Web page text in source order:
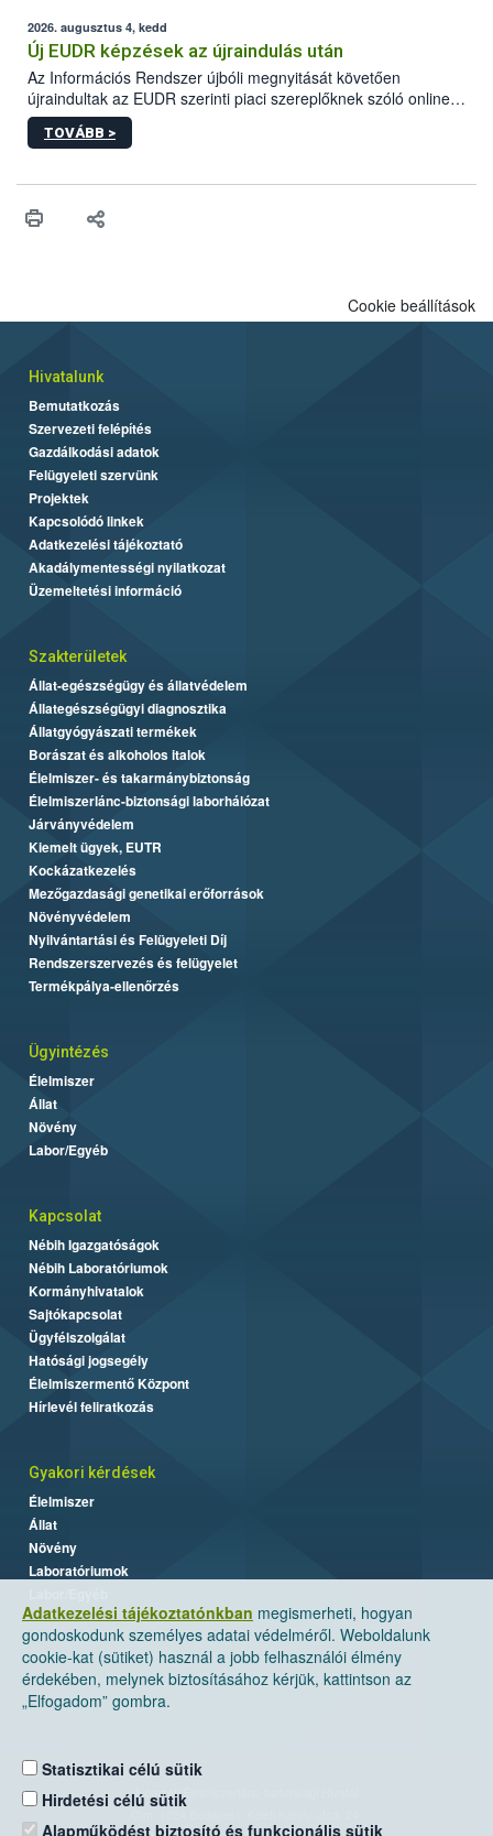
higiéniai szabályok betartása, a megfelelő hőkezelés, valamint a
maradékok szakszerű tárolása. A Nemzeti Élelmiszerlánc-
biztonsági Hivatal (Nébih) Oktatási Programja összegyűjtötte a
biztonságos grillezés legfontosabb tudnivalóit.
2026. augusztus 4, kedd
Új EUDR képzések az újraindulás után
Az Információs Rendszer újbóli megnyitását követően
újraindultak az EUDR szerinti piaci szereplőknek szóló online
képzések.
TOVÁBB >
Adatkezelési tájékoztatónkban megismerheti, hogyan
gondoskodunk személyes adatai védelméről. Weboldalunk
cookie-kat (sütiket) használ a jobb felhasználói élmény
érdekében, melynek biztosításához kérjük, kattintson az
„Elfogadom” gombra.
Statisztikai célú sütik
Hirdetési célú sütik
Alapműködést biztosító és funkcionális sütik
Cookie beállítások
Hivatalunk
Bemutatkozás
Szervezeti felépítés
Gazdálkodási adatok
Felügyeleti szervünk
Projektek
Kapcsolódó linkek
Adatkezelési tájékoztató
Akadálymentességi nyilatkozat
Üzemeltetési információ
Szakterületek
Állat-egészségügy és állatvédelem
Állategészségügyi diagnosztika
Állatgyógyászati termékek
Borászat és alkoholos italok
Élelmiszer- és takarmánybiztonság
Élelmiszerlánc-biztonsági laborhálózat
Járványvédelem
Kiemelt ügyek, EUTR
Kockázatkezelés
Mezőgazdasági genetikai erőforrások
Növényvédelem
Nyilvántartási és Felügyeleti Díj
Rendszerszervezés és felügyelet
Termékpálya-ellenőrzés
Ügyintézés
Élelmiszer
Állat
Növény
Labor/Egyéb
Kapcsolat
Nébih Igazgatóságok
Nébih Laboratóriumok
Kormányhivatalok
Sajtókapcsolat
Ügyfélszolgálat
Hatósági jogsegély
Élelmiszermentő Központ
Hírlevél feliratkozás
Gyakori kérdések
Élelmiszer
Állat
Növény
Laboratóriumok
Nemzeti Élelmiszerlánc-biztonsági Hivatal